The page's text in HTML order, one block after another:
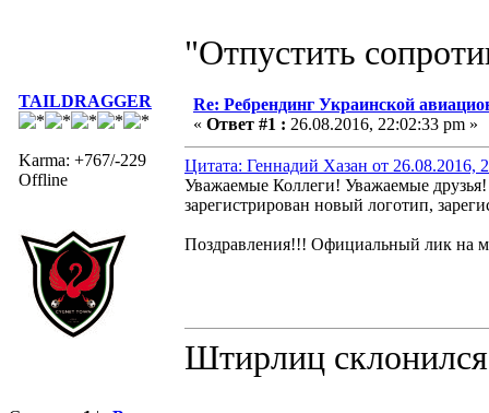
"Отпустить
TAILDRAGGER
Karma: +767/-229
Offline
Re: Ребрендинг Украинской
« Ответ #1 : 26.08.2016, 22:02:33 pm »
Цитата: Геннадий Хазан от 26.08.2016,
Уважаемые Коллеги! Уважаемые друзья!
зарегистрирован новый логотип,
Поздравления!!! Официальный лик на
Штирлиц склонился